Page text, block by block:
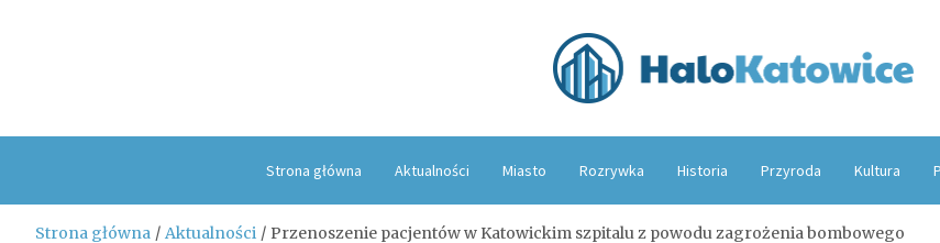
Strona główna Aktualności Miasto Rozrywka Historia Przyroda Kultura
Strona główna Aktualności Przenoszenie pacjentów w Katowickim szpitalu z powodu zagrożenia bombowego